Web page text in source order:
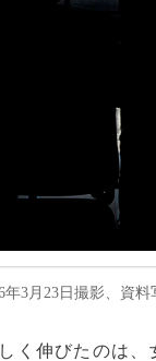
3月23日撮影、資
く伸びたのは